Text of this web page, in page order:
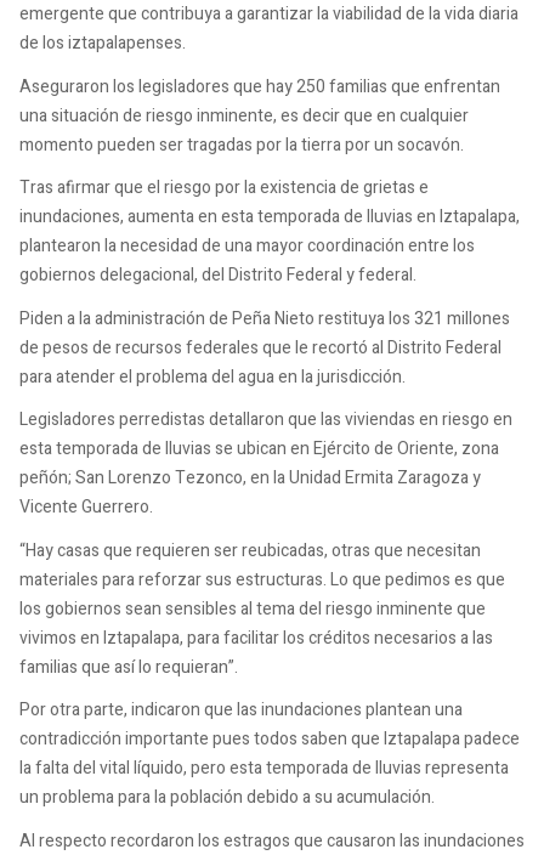
emergente que contribuya a garantizar la viabilidad de la vida diaria
de los iztapalapenses.
Aseguraron los legisladores que hay 250 familias que enfrentan
una situación de riesgo inminente, es decir que en cualquier
momento pueden ser tragadas por la tierra por un socavón.
Tras afirmar que el riesgo por la existencia de grietas e
inundaciones, aumenta en esta temporada de lluvias en Iztapalapa,
plantearon la necesidad de una mayor coordinación entre los
gobiernos delegacional, del Distrito Federal y federal.
Piden a la administración de Peña Nieto restituya los 321 millones
de pesos de recursos federales que le recortó al Distrito Federal
para atender el problema del agua en la jurisdicción.
Legisladores perredistas detallaron que las viviendas en riesgo en
esta temporada de lluvias se ubican en Ejército de Oriente, zona
peñón; San Lorenzo Tezonco, en la Unidad Ermita Zaragoza y
Vicente Guerrero.
“Hay casas que requieren ser reubicadas, otras que necesitan
materiales para reforzar sus estructuras. Lo que pedimos es que
los gobiernos sean sensibles al tema del riesgo inminente que
vivimos en Iztapalapa, para facilitar los créditos necesarios a las
familias que así lo requieran”.
Por otra parte, indicaron que las inundaciones plantean una
contradicción importante pues todos saben que Iztapalapa padece
la falta del vital líquido, pero esta temporada de lluvias representa
un problema para la población debido a su acumulación.
Al respecto recordaron los estragos que causaron las inundaciones